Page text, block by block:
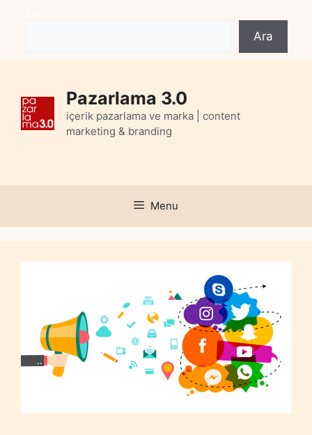
Ara
Pazarlama 3.0
içerik pazarlama ve marka | content
marketing & branding
Menu